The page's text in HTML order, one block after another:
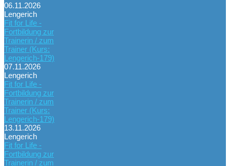
06.11.2026
Lengerich
Fit for Life -
Fortbildung zur
Trainerin / zum
Trainer (Kurs:
Lengerich-179)
07.11.2026
Lengerich
Fit for Life -
Fortbildung zur
Trainerin / zum
Trainer (Kurs:
Lengerich-179)
13.11.2026
Lengerich
Fit for Life -
Fortbildung zur
Trainerin / zum